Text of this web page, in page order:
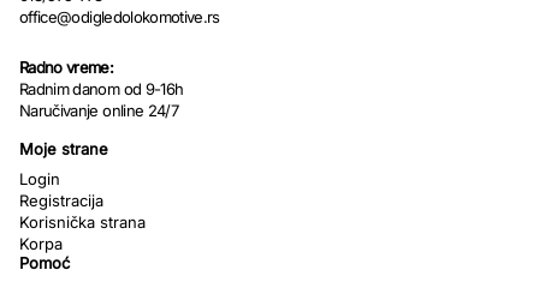
office@odigledolokomotive.rs
Radno vreme:
Radnim danom od 9-16h
Naručivanje online 24/7
Moje strane
Login
Registracija
Korisnička strana
Korpa
Pomoć